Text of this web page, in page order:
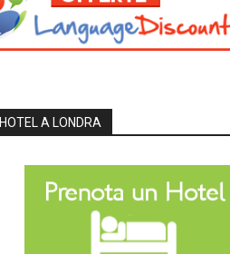
HOTEL A LONDRA